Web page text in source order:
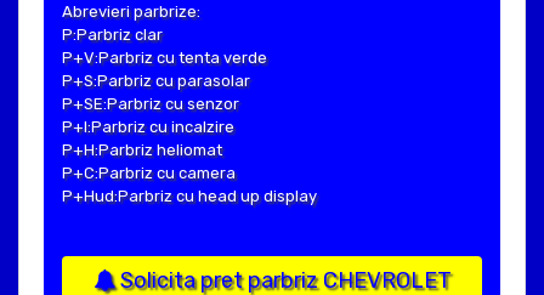
Abrevieri parbrize:
P:Parbriz clar
P+V:Parbriz cu tenta verde
P+S:Parbriz cu parasolar
P+SE:Parbriz cu senzor
P+I:Parbriz cu incalzire
P+H:Parbriz heliomat
P+C:Parbriz cu camera
P+Hud:Parbriz cu head up display
Solicita pret parbriz CHEVROLET